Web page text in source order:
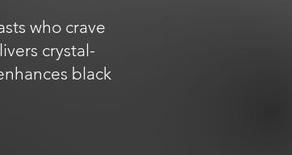
who crave
crystal-
black